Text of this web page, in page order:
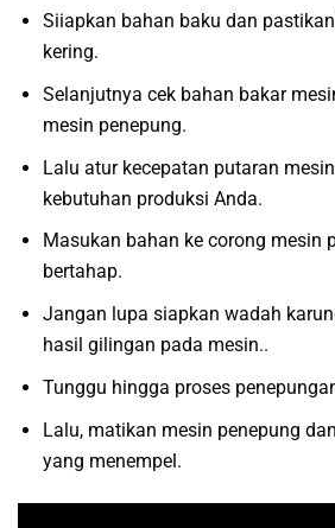
Siiapkan bahan baku dan
kering.
Selanjutnya cek bahan bakar
mesin penepung.
Lalu atur kecepatan putaran
kebutuhan produksi Anda.
Masukan bahan ke corong mesin
bertahap.
Jangan lupa siapkan wadah
hasil gilingan pada mesin..
Tunggu hingga proses
Lalu, matikan mesin penepung
yang menempel.